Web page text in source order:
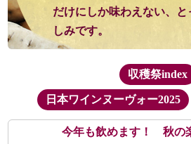
だけにしか味わえない、
しみです。
収穫祭index
日本ワインヌーヴォー2025
今年も飲めます！ 秋の